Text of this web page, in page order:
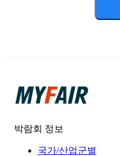
박람회 정보
국가/산업군별